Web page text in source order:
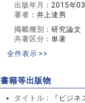
出版年月： 2015年03
著者： 井上達男
掲載種別：研究論文
共著区分：単著
全件表示 >>
書籍等出版物
タイトル：
『ビジ